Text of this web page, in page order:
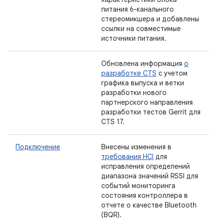
питания 6-канального
стереомикшера и добавлены
ссылки на совместимые
источники питания.
Обновлена ​​информация о
разработке CTS с учетом
графика выпуска и ветки
разработки нового
партнерского направления
разработки тестов Gerrit для
CTS 17.
Подключение
Внесены изменения в
требования HCI для
исправления определений
диапазона значений RSSI для
событий мониторинга
состояния контроллера в
отчете о качестве Bluetooth
(BQR).